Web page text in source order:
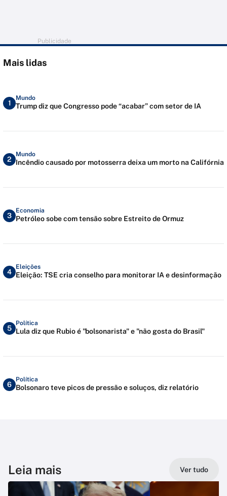
Publicidade
Mais lidas
1
Mundo
Trump diz que Congresso pode “acabar” com setor de IA
2
Mundo
Incêndio causado por motosserra deixa um morto na Califórnia
3
Economia
Petróleo sobe com tensão sobre Estreito de Ormuz
4
Eleições
Eleição: TSE cria conselho para monitorar IA e desinformação
5
Política
Lula diz que Rubio é "bolsonarista" e "não gosta do Brasil"
6
Política
Bolsonaro teve picos de pressão e soluços, diz relatório
Leia mais Ver tudo